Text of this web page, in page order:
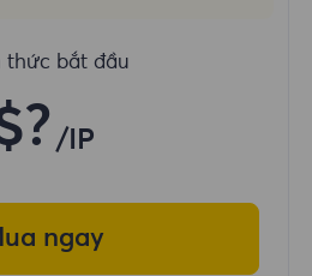
thức bắt đầu
/IP
ngay